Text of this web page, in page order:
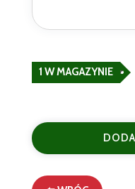
1 W MAGAZYNIE
Zestaw
3
Bolla